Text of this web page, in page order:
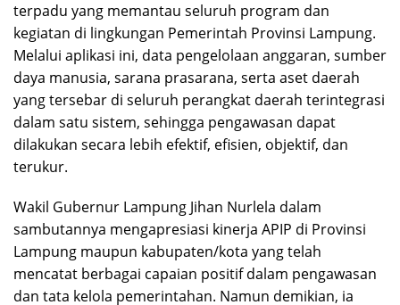
terpadu yang memantau seluruh program dan
kegiatan di lingkungan Pemerintah Provinsi Lampung.
Melalui aplikasi ini, data pengelolaan anggaran, sumber
daya manusia, sarana prasarana, serta aset daerah
yang tersebar di seluruh perangkat daerah terintegrasi
dalam satu sistem, sehingga pengawasan dapat
dilakukan secara lebih efektif, efisien, objektif, dan
terukur.
Wakil Gubernur Lampung Jihan Nurlela dalam
sambutannya mengapresiasi kinerja APIP di Provinsi
Lampung maupun kabupaten/kota yang telah
mencatat berbagai capaian positif dalam pengawasan
dan tata kelola pemerintahan. Namun demikian, ia